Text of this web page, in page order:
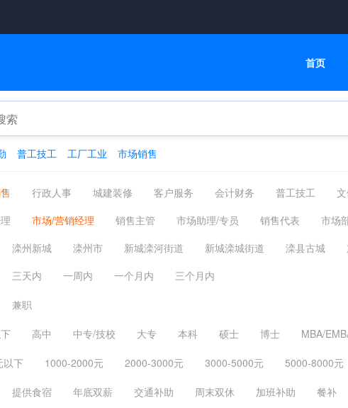
首页
普工技工 工厂工业 市场销售
行政人事 城建装修 客户服务 会计财务 普工技工
休闲 金融保险 管理运营 物流贸易 司机后勤 网络硬件
工工艺 化工制药 摄影影视 能源环保 编辑发行 其他分类
市场/营销经理 销售主管 市场助理/专员 销售代表 市场
市场/行销企划 销售工程师 产品/品牌企划 商务经理 品
域销售经理 新闻媒介企划 分销经理
滦州新城 滦州市 新城滦河街道 新城滦城街道 滦县古城
嘡街道 古马镇 杨柳庄镇 王店子镇
三天内 一周内 一个月内
三个月内
兼职
高中 中专/技校 大专 本科 硕士 博士
MBA/
以下 1000-2000元 2000-3000元 3000-5000元 5000-8000元
提供食宿 年底双薪 交通补助 周末双休 加班补助 餐补